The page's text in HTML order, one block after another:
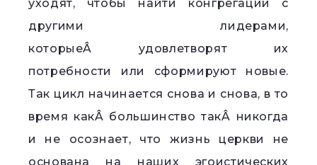
уходят, чтобы найти конгрегации с
другими лидерами,
которыеÂ удовлетворят их
потребности или сформируют новые.
Так цикл начинается снова и снова, в то
время какÂ большинство такÂ никогда
и не осознает, что жизнь церкви не
основана на наших эгоистических